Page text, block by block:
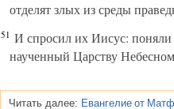
отделят злых из среды
51 И спросил их Иисус:
наученный Царству
Читать далее: Евангелие от